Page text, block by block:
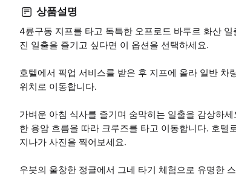
상품설명
4륜구동 지프를 타고 독특한 오프로드 바투르 화산
진 일출을 즐기고 싶다면 이 옵션을 선택하세요.
호텔에서 픽업 서비스를 받은 후 지프에 올라 일반
위치로 이동합니다.
가벼운 아침 식사를 즐기며 숨막히는 일출을 감상하
한 용암 흐름을 따라 크루즈를 타고 이동합니다. 호
지나가 사진을 찍어보세요.
우붓의 울창한 정글에서 그네 타기 체험으로 유명한